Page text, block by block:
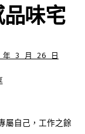
味宅
年 3 月 26 日
屬自己，工作之餘